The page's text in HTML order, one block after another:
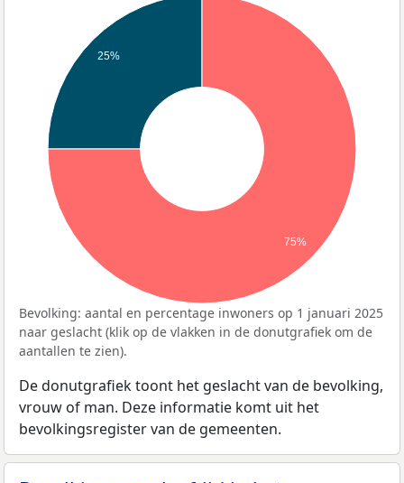
25%
75%
Bevolking: aantal en percentage inwoners op 1 januari 2025
naar geslacht (klik op de vlakken in de donutgrafiek om de
aantallen te zien).
De donutgrafiek toont het geslacht van de bevolking,
vrouw of man. Deze informatie komt uit het
bevolkingsregister van de gemeenten.